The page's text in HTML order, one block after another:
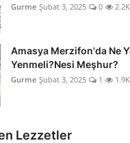
Gurme Şubat 3, 2025 0 2.2K
Amasya Merzifon'da Ne
Yenmeli?Nesi Meşhur?
Gurme Şubat 3, 2025 1 1.9K
Lezzetler